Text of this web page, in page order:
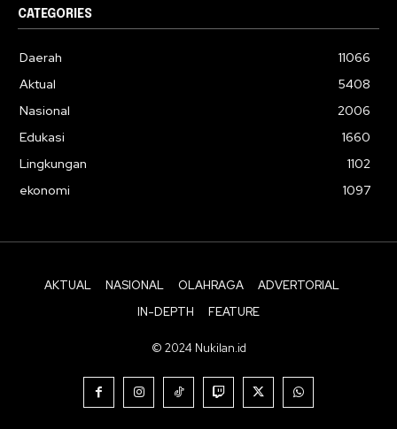
CATEGORIES
Daerah
11066
Aktual
5408
Nasional
2006
Edukasi
1660
Lingkungan
1102
ekonomi
1097
AKTUAL NASIONAL OLAHRAGA
ADVERTORIAL
IN-DEPTH
FEATURE
© 2024 Nukilan.id